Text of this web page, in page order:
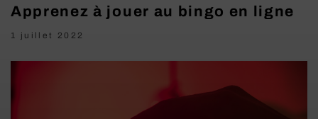
Apprenez à jouer au bingo en ligne
1 juillet 2022